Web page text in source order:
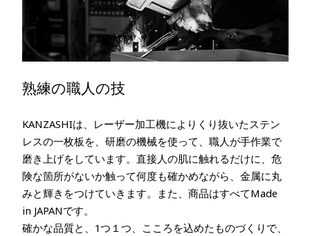
熟練の職人の技
KANZASHIは、レーザー加工機によりくり抜いたステン
レスの一枚板を、研磨の機械を使って、職人が手作業で
磨き上げをしています。直接人の肌に触れるだけに、危
険な箇所がないか触って何度も確かめながら、金属に丸
みと輝きをつけていきます。また、商品はすべてMade
in JAPANです。
確かな品質と、1つ１つ、こころを込めたものづくりで、